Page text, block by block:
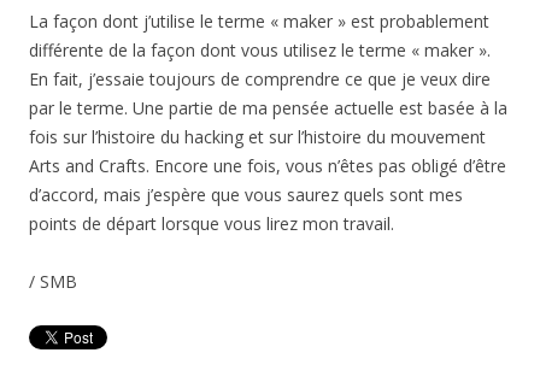
La façon dont j’utilise le terme « maker » est probablement
différente de la façon dont vous utilisez le terme « maker ».
En fait, j’essaie toujours de comprendre ce que je veux dire
par le terme. Une partie de ma pensée actuelle est basée à la
fois sur l’histoire du hacking et sur l’histoire du mouvement
Arts and Crafts. Encore une fois, vous n’êtes pas obligé d’être
d’accord, mais j’espère que vous saurez quels sont mes
points de départ lorsque vous lirez mon travail.
/ SMB